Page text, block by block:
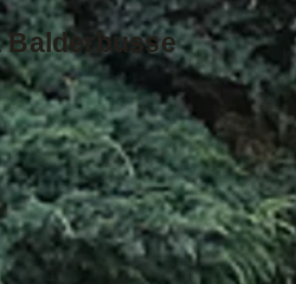
Balderbusse